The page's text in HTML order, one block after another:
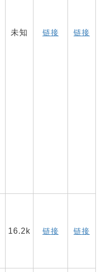
未知 链接 链接
16.2k 链接 链接